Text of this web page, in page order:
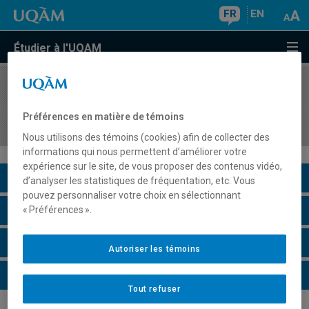
FR EN
Étudier à l'UQAM
COURS//
didactique générale
Description du cours
Horaire - Été 2026
Horaire - Automne 2026
Horaire - Hiver 2027
Préférences en matière de témoins
Nous utilisons des témoins (cookies) afin de collecter des
informations qui nous permettent d’améliorer votre
expérience sur le site, de vous proposer des contenus vidéo,
d’analyser les statistiques de fréquentation, etc. Vous
pouvez personnaliser votre choix en sélectionnant
« Préférences ».
Tout refuser
Autoriser les témoins